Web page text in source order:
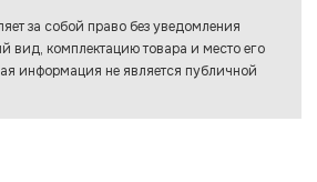
за собой право без уведомления
вид, комплектацию товара и место его
информация не является публичной